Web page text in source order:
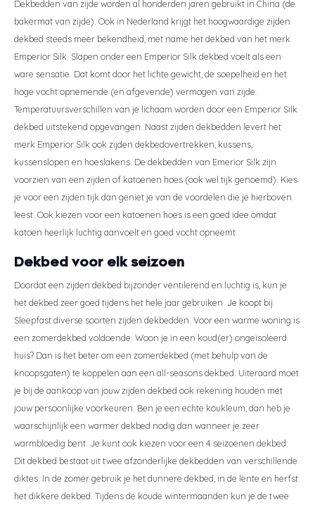
Dekbedden van zijde worden al honderden jaren gebruikt in China (de
bakermat van zijde). Ook in Nederland krijgt het hoogwaardige zijden
dekbed steeds meer bekendheid, met name het dekbed van het merk
Emperior Silk. Slapen onder een Emperior Silk dekbed voelt als een
ware sensatie. Dat komt door het lichte gewicht, de soepelheid en het
hoge vocht opnemende (en afgevende) vermogen van zijde.
Temperatuursverschillen van je lichaam worden door een Emperior Silk
dekbed uitstekend opgevangen. Naast zijden dekbedden levert het
merk Emperior Silk ook zijden dekbedovertrekken, kussens,
kussenslopen en hoeslakens. De dekbedden van Emerior Silk zijn
voorzien van een zijden of katoenen hoes (ook wel tijk genoemd). Kies
je voor een zijden tijk dan geniet je van de voordelen die je hierboven
leest. Ook kiezen voor een katoenen hoes is een goed idee omdat
katoen heerlijk luchtig aanvoelt en goed vocht opneemt.
Dekbed voor elk seizoen
Doordat een zijden dekbed bijzonder ventilerend en luchtig is, kun je
het dekbed zeer goed tijdens het hele jaar gebruiken. Je koopt bij
Sleepfast diverse soorten zijden dekbedden. Voor een warme woning is
een zomerdekbed voldoende. Woon je in een koud(er) ongeïsoleerd
huis? Dan is het beter om een zomerdekbed (met behulp van de
knoopsgaten) te koppelen aan een all-seasons dekbed. Uiteraard moet
je bij de aankoop van jouw zijden dekbed ook rekening houden met
jouw persoonlijke voorkeuren. Ben je een echte koukleum, dan heb je
waarschijnlijk een warmer dekbed nodig dan wanneer je zeer
warmbloedig bent. Je kunt ook kiezen voor een 4 seizoenen dekbed.
Dit dekbed bestaat uit twee afzonderlijke dekbedden van verschillende
diktes. In de zomer gebruik je het dunnere dekbed, in de lente en herfst
het dikkere dekbed. Tijdens de koude wintermaanden kun je de twee